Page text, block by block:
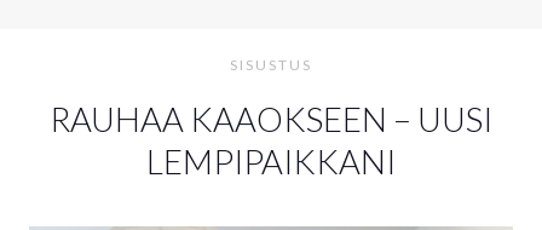
SISUSTUS
RAUHAA KAAOKSEEN – UUSI
LEMPIPAIKKANI